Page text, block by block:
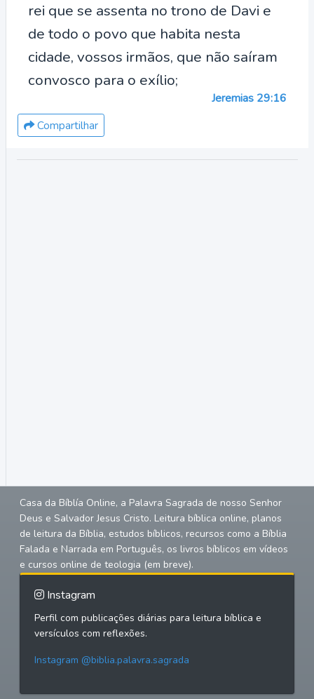
rei que se assenta no trono de Davi e
de todo o povo que habita nesta
cidade, vossos irmãos, que não saíram
convosco para o exílio;
Jeremias 29:16
Compartilhar
Casa da Bíblía Online, a Palavra Sagrada de nosso Senhor
Deus e Salvador Jesus Cristo. Leitura bíblica online, planos
de leitura da Bíblia, estudos bíblicos, recursos como a Bíblia
Falada e Narrada em Português, os livros bíblicos em vídeos
e cursos online de teologia (em breve).
Instagram
Perfil com publicações diárias para leitura bíblica e
versículos com reflexões.
Instagram @biblia.palavra.sagrada